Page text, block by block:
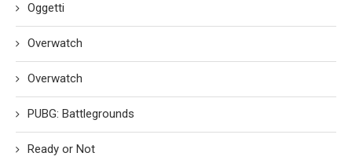
Oggetti
Overwatch
Overwatch
PUBG: Battlegrounds
Ready or Not